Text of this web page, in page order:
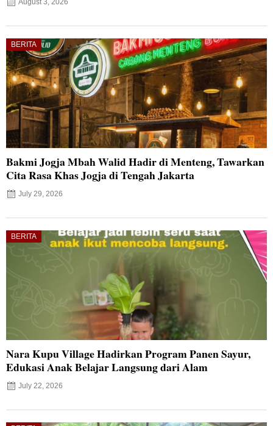
August 3, 2026
BERITA
Bakmi Jogja Mbah Walid Hadir di Menteng, Tawarkan
Cita Rasa Khas Jogja di Tengah Jakarta
July 29, 2026
BERITA
Nara Kupu Village Hadirkan Program Panen Sayur,
Edukasi Anak Belajar Langsung dari Alam
July 22, 2026